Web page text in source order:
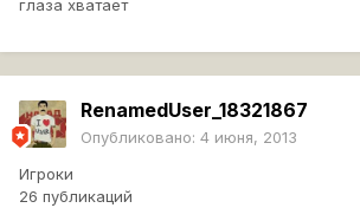
глаза хватает
RenamedUser_18321867
Опубликовано: 4 июня, 2013
Игроки
26 публикаций